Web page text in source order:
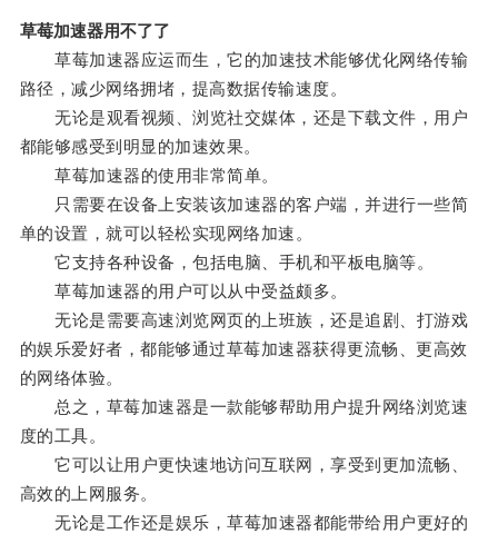
草莓加速器用不了了
草莓加速器应运而生，它的加速技术能够优化网络传输
路径，减少网络拥堵，提高数据传输速度。
无论是观看视频、浏览社交媒体，还是下载文件，用户
都能够感受到明显的加速效果。
草莓加速器的使用非常简单。
只需要在设备上安装该加速器的客户端，并进行一些简
单的设置，就可以轻松实现网络加速。
它支持各种设备，包括电脑、手机和平板电脑等。
草莓加速器的用户可以从中受益颇多。
无论是需要高速浏览网页的上班族，还是追剧、打游戏
的娱乐爱好者，都能够通过草莓加速器获得更流畅、更高效
的网络体验。
总之，草莓加速器是一款能够帮助用户提升网络浏览速
度的工具。
它可以让用户更快速地访问互联网，享受到更加流畅、
高效的上网服务。
无论是工作还是娱乐，草莓加速器都能带给用户更好的